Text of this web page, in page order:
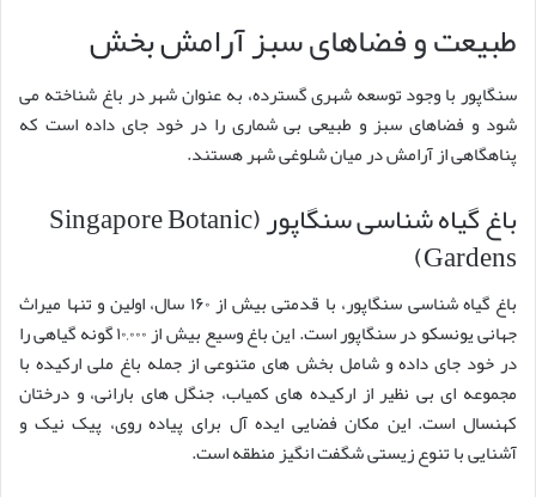
طبیعت و فضاهای سبز آرامش بخش
سنگاپور با وجود توسعه شهری گسترده، به عنوان شهر در باغ شناخته می
شود و فضاهای سبز و طبیعی بی شماری را در خود جای داده است که
پناهگاهی از آرامش در میان شلوغی شهر هستند.
باغ گیاه شناسی سنگاپور (Singapore Botanic
Gardens)
باغ گیاه شناسی سنگاپور، با قدمتی بیش از ۱۶۰ سال، اولین و تنها میراث
جهانی یونسکو در سنگاپور است. این باغ وسیع بیش از ۱۰,۰۰۰ گونه گیاهی را
در خود جای داده و شامل بخش های متنوعی از جمله باغ ملی ارکیده با
مجموعه ای بی نظیر از ارکیده های کمیاب، جنگل های بارانی، و درختان
کهنسال است. این مکان فضایی ایده آل برای پیاده روی، پیک نیک و
آشنایی با تنوع زیستی شگفت انگیز منطقه است.